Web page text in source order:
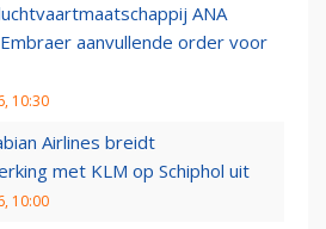
ANA
aanvullende order voor
10:30
Airlines breidt
met KLM op Schiphol uit
10:00